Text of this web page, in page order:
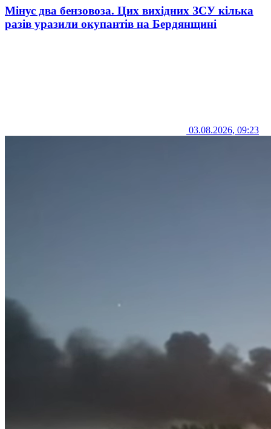
Мінус два бензовоза. Цих вихідних ЗСУ кілька
разів уразили окупантів на Бердянщині
03.08.2026, 09:23